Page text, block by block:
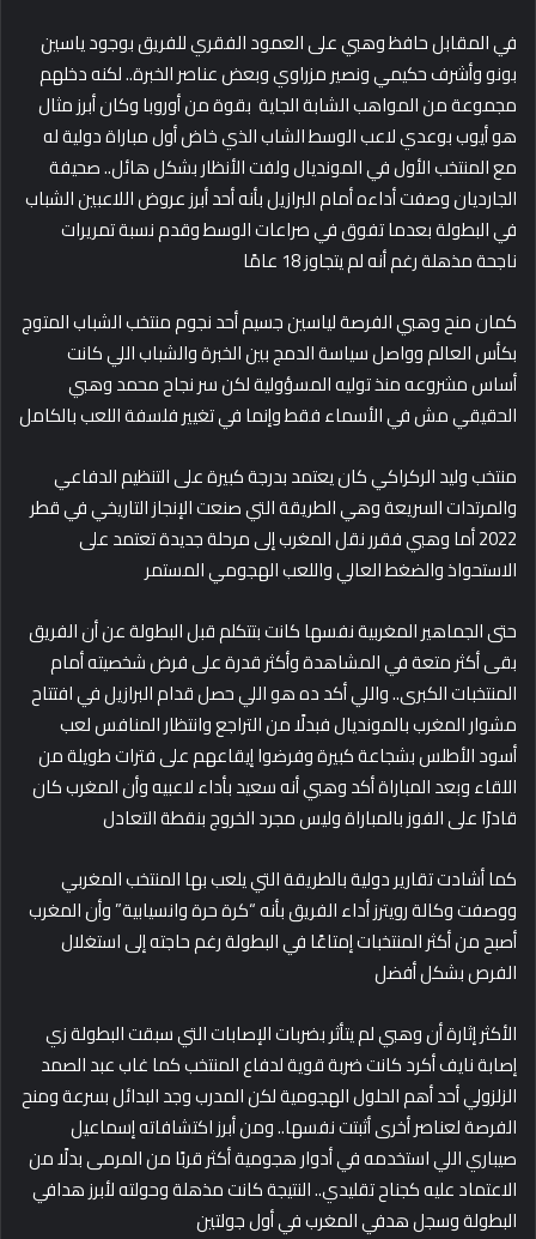
في المقابل حافظ وهبي على العمود الفقري للفريق بوجود ياسين
بونو وأشرف حكيمي ونصير مزراوي وبعض عناصر الخبرة.. لكنه دخلهم
مجموعة من المواهب الشابة الجاية بقوة من أوروبا وكان أبرز مثال
هو أيوب بوعدي لاعب الوسط الشاب الذي خاض أول مباراة دولية له
مع المنتخب الأول في المونديال ولفت الأنظار بشكل هائل.. صحيفة
الجارديان وصفت أداءه أمام البرازيل بأنه أحد أبرز عروض اللاعبين الشباب
في البطولة بعدما تفوق في صراعات الوسط وقدم نسبة تمريرات
ناجحة مذهلة رغم أنه لم يتجاوز 18 عامًا
كمان منح وهبي الفرصة لياسين جسيم أحد نجوم منتخب الشباب المتوج
بكأس العالم وواصل سياسة الدمج بين الخبرة والشباب اللي كانت
أساس مشروعه منذ توليه المسؤولية لكن سر نجاح محمد وهبي
الحقيقي مش في الأسماء فقط وإنما في تغيير فلسفة اللعب بالكامل
منتخب وليد الركراكي كان يعتمد بدرجة كبيرة على التنظيم الدفاعي
والمرتدات السريعة وهي الطريقة التي صنعت الإنجاز التاريخي في قطر
2022 أما وهبي فقرر نقل المغرب إلى مرحلة جديدة تعتمد على
الاستحواذ والضغط العالي واللعب الهجومي المستمر
حتى الجماهير المغربية نفسها كانت بتتكلم قبل البطولة عن أن الفريق
بقى أكثر متعة في المشاهدة وأكثر قدرة على فرض شخصيته أمام
المنتخبات الكبرى.. واللي أكد ده هو اللي حصل قدام البرازيل في افتتاح
مشوار المغرب بالمونديال فبدلًا من التراجع وانتظار المنافس لعب
أسود الأطلس بشجاعة كبيرة وفرضوا إيقاعهم على فترات طويلة من
اللقاء وبعد المباراة أكد وهبي أنه سعيد بأداء لاعبيه وأن المغرب كان
قادرًا على الفوز بالمباراة وليس مجرد الخروج بنقطة التعادل
كما أشادت تقارير دولية بالطريقة التي يلعب بها المنتخب المغربي
ووصفت وكالة رويترز أداء الفريق بأنه “كرة حرة وانسيابية” وأن المغرب
أصبح من أكثر المنتخبات إمتاعًا في البطولة رغم حاجته إلى استغلال
الفرص بشكل أفضل
الأكثر إثارة أن وهبي لم يتأثر بضربات الإصابات التي سبقت البطولة زي
إصابة نايف أكرد كانت ضربة قوية لدفاع المنتخب كما غاب عبد الصمد
الزلزولي أحد أهم الحلول الهجومية لكن المدرب وجد البدائل بسرعة ومنح
الفرصة لعناصر أخرى أثبتت نفسها.. ومن أبرز اكتشافاته إسماعيل
صيباري اللي استخدمه في أدوار هجومية أكثر قربًا من المرمى بدلًا من
الاعتماد عليه كجناح تقليدي.. النتيجة كانت مذهلة وحولته لأبرز هدافي
البطولة وسجل هدفي المغرب في أول جولتين